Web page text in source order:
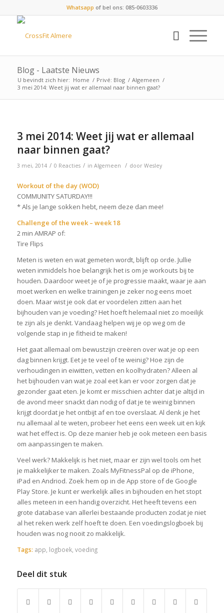
Whatsapp of bel ons: 085-0603336
Blog - Laatste Nieuws
U bevindt zich hier: Home / Privé: Blog / Algemeen /
3 mei 2014: Weet jij wat er allemaal naar binnen gaat?
3 mei 2014: Weet jij wat er allemaal
naar binnen gaat?
3 mei, 2014 / 0 Reacties / in Algemeen / door Wesley
Workout of the day (WOD)
COMMUNITY SATURDAY!!!
* Als je lange sokken hebt, neem deze dan mee!
Challenge of the week – week 18
2 min AMRAP of:
Tire Flips
Meten is weten en wat gemeten wordt, blijft op orde. Jullie
weten inmiddels hoe belangrijk het is om je workouts bij te
houden. Daardoor weet je of je progressie maakt, waar je aan
moet werken en welke trainingen je zeker nog eens moet
doen. Maar wist je ook dat er voordelen zitten aan het
bijhouden van je voeding? Het hoeft helemaal niet zo moeilijk
te zijn als je denkt. Vandaag helpen wij je op weg om de
volgende stap in je fitheid te maken!
Het gaat allemaal om bewustzijn creëren over wat je op een
dag binnen krijgt. Eet je te veel of te weinig? Hoe zijn de
verhoudingen in eiwitten, vetten en koolhydraten? Alleen al
het bijhouden van wat je zoal eet kan er voor zorgen dat je
gezonder gaat eten. Je komt er misschien achter dat je altijd in
de avond meer snackt dan nodig of dat je te weinig binnen
krijgt doordat je het ontbijt af en toe overslaat. Al denk je het
nu allemaal al te weten, probeer het eens een week uit en kijk
wat het effect is. Op deze manier heb je ook meteen een basis
om aanpassingen te maken.
Veel werk? Makkelijk is het niet, maar er zijn wel tools om het
je makkelijker te maken. Zoals MyFitnessPal op de iPhone,
iPad en Andriod. Zoek hem op in de App store of de Google
Play Store. Je kunt er werkelijk alles in bijhouden en het stopt
alles meteen in een handig overzicht. Het heeft tevens een
grote database van allerlei bestaande producten zodat je niet
al het reken werk zelf hoeft te doen. Een voedingslogboek bij
houden was nog nooit zo makkelijk.
Tags: app, logboek, voeding
Deel dit stuk